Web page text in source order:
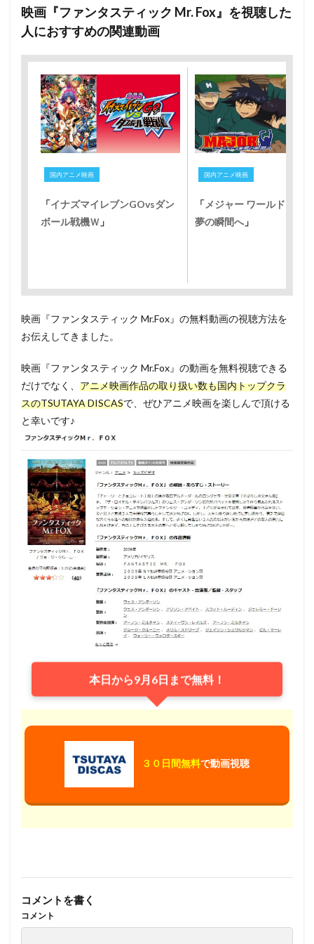
映画『ファンタスティック Mr. Fox』を視聴した
人におすすめの関連動画
国内アニメ映画
「イナズマイレブンGOvsダン
ボール戦機Ｗ 」
国内アニメ映画
「メジャー ワールドシリ
夢の瞬間へ 」
映画『ファンタスティック Mr.Fox』の無料動画の視聴方法を
お伝えしてきました。
映画『ファンタスティック Mr.Fox』の動画を無料視聴できる
だけでなく、 アニメ映画作品の取り扱い数も国内トップクラ
スのTSUTAYA DISCASで、ぜひアニメ映画を楽しんで頂ける
と幸いです♪
本日から9月6日まで無料！
３０日間無料で動画視聴
コメントを書く
コメント